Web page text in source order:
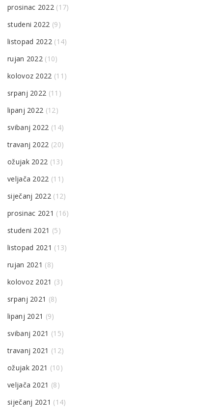
prosinac 2022(17)
studeni 2022 (9)
listopad 2022(14)
rujan 2022 (10)
kolovoz 2022 (11)
srpanj 2022 (11)
lipanj 2022 (12)
svibanj 2022 (14)
travanj 2022 (20)
ožujak 2022 (13)
veljača 2022 (11)
siječanj 2022(12)
prosinac 2021 (16)
studeni 2021 (5)
listopad 2021 (13)
rujan 2021 (8)
kolovoz 2021 (3)
srpanj 2021 (8)
lipanj 2021 (9)
svibanj 2021 (15)
travanj 2021 (12)
ožujak 2021 (10)
veljača 2021 (8)
siječanj 2021 (14)